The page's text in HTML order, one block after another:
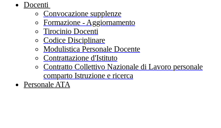
Docenti
Convocazione supplenze
Formazione - Aggiornamento
Tirocinio Docenti
Codice Disciplinare
Modulistica Personale Docente
Contrattazione d'Istituto
Contratto Collettivo Nazionale di Lavoro personale
comparto Istruzione e ricerca
Personale ATA